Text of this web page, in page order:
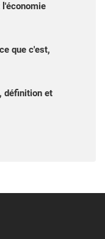
que c'est,
définition et